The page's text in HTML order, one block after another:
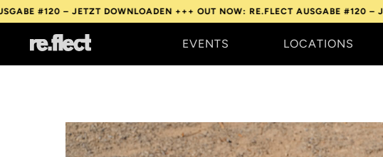
JETZT DOWNLOADEN +++OUT NOW: RE.FLECT AUSGABE #120 – JETZT
EVENTS LOCATIONS